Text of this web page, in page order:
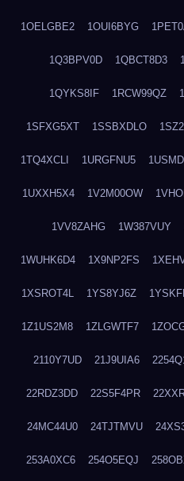
1OELGBE2 1OUI6BYG
1Q3BPV0D 1QBCT8D3
1QYKS8IF 1RCW99QZ
1SFXG5XT 1SSBXDLO
1TQ4XCLI 1URGFNU5
1UXXH5X4 1V2M00OW
1VV8ZAHG 1W387VUY
1WUHK6D4 1X9NP2FS
1XSROT4L 1YS8YJ6Z
1Z1US2M8 1ZLGWTF7
2110Y7UD 21J9UIA6
22RDZ3DD 22S5F4PR
24MC44U0 24TJTMVU
253A0XC6 254O5EQJ